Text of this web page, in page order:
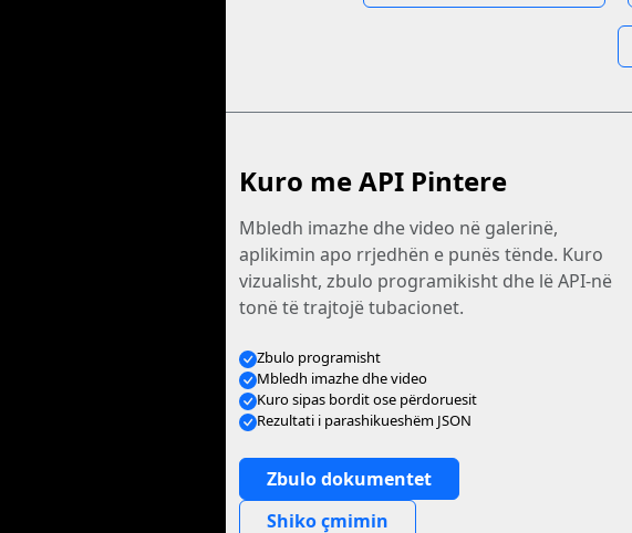
Kuro me API Pintere
Mbledh imazhe dhe video në galerinë,
aplikimin apo rrjedhën e punës tënde. Kuro
vizualisht, zbulo programikisht dhe lë API-në
tonë të trajtojë tubacionet.
Zbulo programisht
Mbledh imazhe dhe video
Kuro sipas bordit ose përdoruesit
Rezultati i parashikueshëm JSON
Zbulo dokumentet
Shiko çmimin